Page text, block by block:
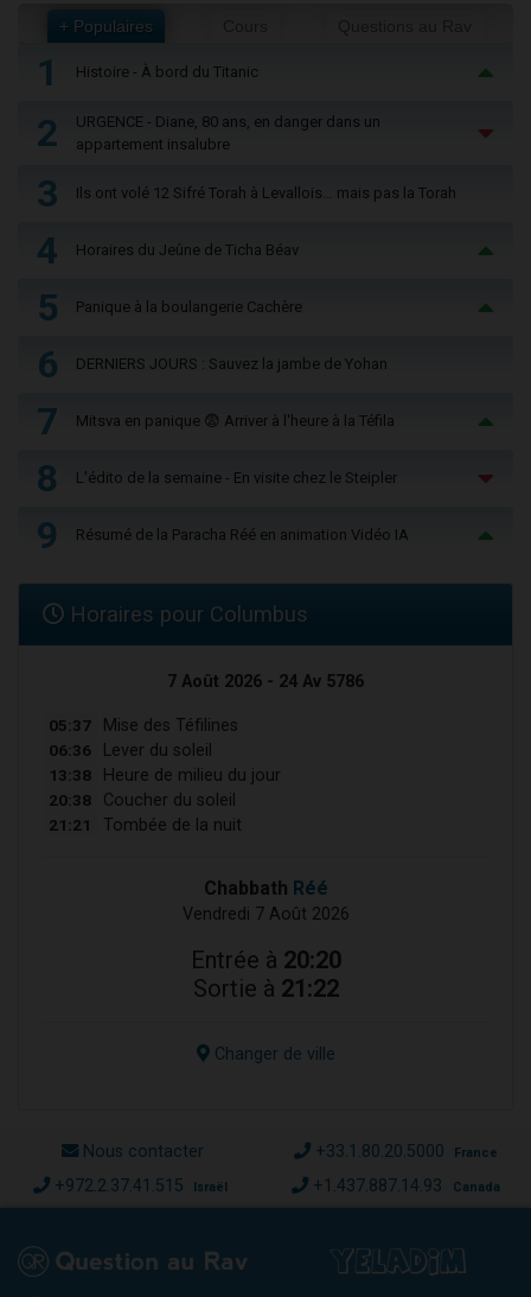
+ Populaires
1 Histoire - À bord du Titanic
2
URGENCE - Diane, 80 ans, en danger dans un
appartement insalubre
3 Ils ont volé 12 Sifré Torah à Levallois… mais pas la Torah
4 Horaires du Jeûne de Ticha Béav
5 Panique à la boulangerie Cachère
6 DERNIERS JOURS : Sauvez la jambe de Yohan
7 Mitsva en panique 😨 Arriver à l'heure à la Téfila
8 L'édito de la semaine - En visite chez le Steipler
9 Résumé de la Paracha Réé en animation Vidéo IA
Horaires pour Columbus
7 Août 2026 - 24 Av 5786
05:37 Mise des Téfilines
06:36 Lever du soleil
13:38 Heure de milieu du jour
20:38 Coucher du soleil
21:21 Tombée de la nuit
Chabbath Réé
Vendredi 7 Août 2026
Entrée à 20:20
Sortie à 21:22
Changer de ville
Nous contacter +33.1.80.20.5000 France
+972.2.37.41.515 Israël +1.437.887.14.93 Canada